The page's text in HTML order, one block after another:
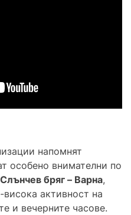
напомнят
особено внимателни по
бряг – Варна,
активност на
и вечерните часове.